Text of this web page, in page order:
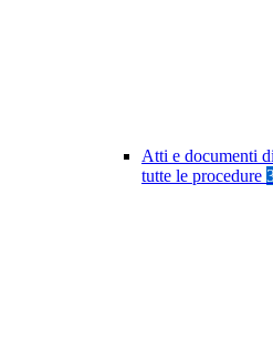
Atti e documenti
tutte le procedure